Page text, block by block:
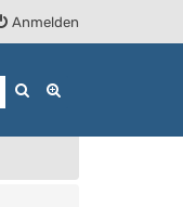
Anmelden
Suche